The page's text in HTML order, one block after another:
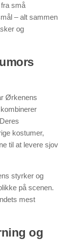
små
– alt sammen
og
Ørkenens
kostumer,
til at levere sjov
styrker og
på scenen.
mest
og